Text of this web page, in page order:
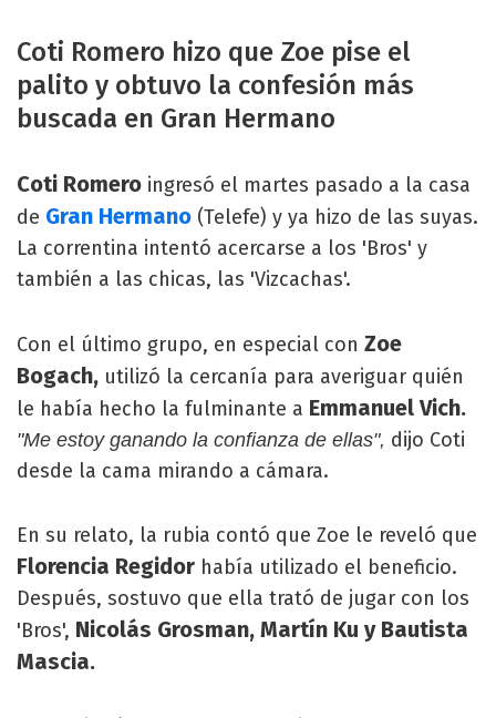
Coti Romero hizo que Zoe pise el
palito y obtuvo la confesión más
buscada en Gran Hermano
Coti Romero ingresó el martes pasado a la casa
de Gran Hermano (Telefe) y ya hizo de las suyas.
La correntina intentó acercarse a los 'Bros' y
también a las chicas, las 'Vizcachas'.
Con el último grupo, en especial con Zoe
Bogach, utilizó la cercanía para averiguar quién
le había hecho la fulminante a Emmanuel Vich.
"Me estoy ganando la confianza de ellas", dijo Coti
desde la cama mirando a cámara.
En su relato, la rubia contó que Zoe le reveló que
Florencia Regidor había utilizado el beneficio.
Después, sostuvo que ella trató de jugar con los
'Bros', Nicolás Grosman, Martín Ku y Bautista
Mascia.